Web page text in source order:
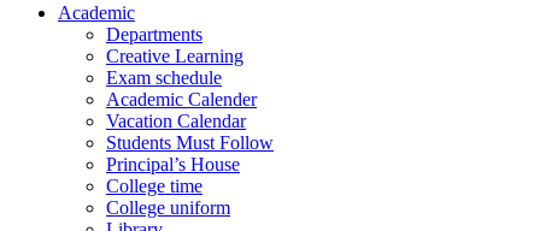
Academic
Departments
Creative Learning
Exam schedule
Academic Calender
Vacation Calendar
Students Must Follow
Principal’s House
College time
College uniform